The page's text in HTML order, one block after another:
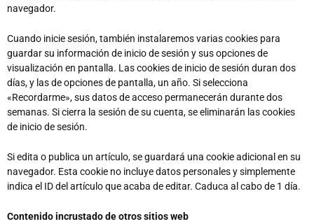
navegador.
Cuando inicie sesión, también instalaremos varias cookies para
guardar su información de inicio de sesión y sus opciones de
visualización en pantalla. Las cookies de inicio de sesión duran dos
días, y las de opciones de pantalla, un año. Si selecciona
«Recordarme», sus datos de acceso permanecerán durante dos
semanas. Si cierra la sesión de su cuenta, se eliminarán las cookies
de inicio de sesión.
Si edita o publica un artículo, se guardará una cookie adicional en su
navegador. Esta cookie no incluye datos personales y simplemente
indica el ID del artículo que acaba de editar. Caduca al cabo de 1 día.
Contenido incrustado de otros sitios web